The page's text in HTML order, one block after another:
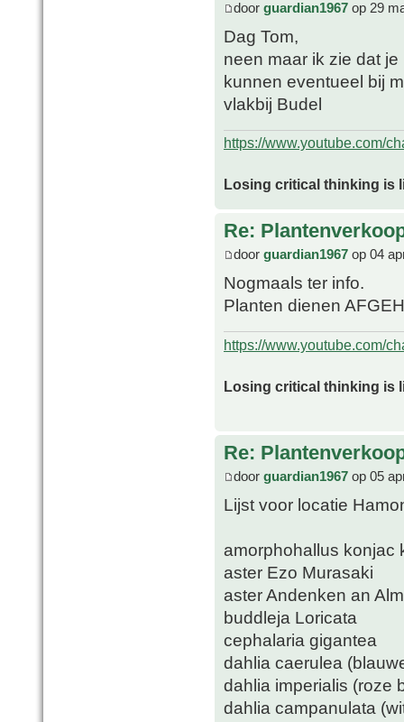
door guardian1967 op 29
Dag Tom,
neen maar ik zie dat
kunnen eventueel bij
vlakbij Budel
https://www.youtube.com/
Losing critical thinking is
Re:
door guardian1967 op 04
Nogmaals ter info.
Planten dienen
https://www.youtube.com/
Losing critical thinking is
Re:
door guardian1967 op 05
Lijst voor locatie
amorphohallus konjac
aster Ezo Murasaki
aster Andenken an
buddleja Loricata
cephalaria gigantea
dahlia caerulea
dahlia imperialis (roze
dahlia campanulata